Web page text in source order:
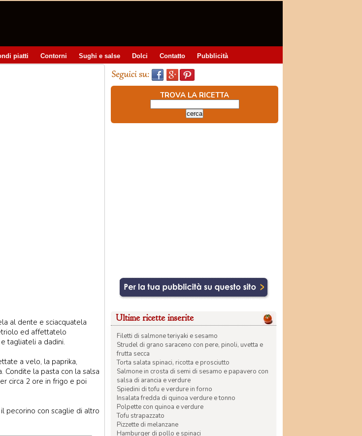
piatti Contorni Sughi e salse Dolci Contatto Pubblicità
al dente e sciacquatela
ed affettatelo
tagliateli a dadini.
a velo, la paprika,
la pasta con la salsa
circa 2 ore in frigo e poi
pecorino con scaglie di altro
TROVA LA RICETTA
Ultime ricette inserite
Filetti di salmone teriyaki e sesamo
Strudel di grano saraceno con pere, pinoli, uvetta e
frutta secca
Torta salata spinaci, ricotta e prosciutto
Salmone in crosta di semi di sesamo e papavero con
salsa di arancia e verdure
Spiedini di tofu e verdure in forno
Insalata fredda di quinoa verdure e tonno
Polpette con quinoa e verdure
Tofu strapazzato
Pizzette di melanzane
Hamburger di pollo e spinaci